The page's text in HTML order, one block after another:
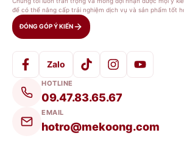
để có thể nâng cấp trải nghiệm dịch vụ và sản phẩm tốt
ĐÓNG GÓP Ý KIẾN
Zalo
HOTLINE
09.47.83.65.67
EMAIL
hotro@mekoong.com